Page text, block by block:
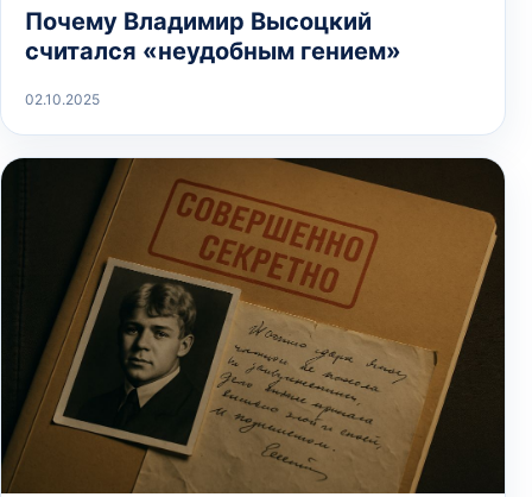
Почему Владимир Высоцкий
считался «неудобным гением»
02.10.2025